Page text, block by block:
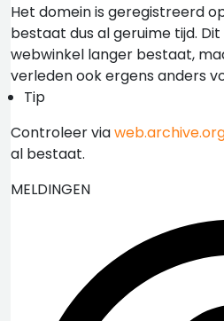
Het domein is geregistreerd
bestaat dus al geruime tijd.
webwinkel langer bestaat,
verleden ook ergens anders
Tip
Controleer via
al bestaat.
MELDINGEN